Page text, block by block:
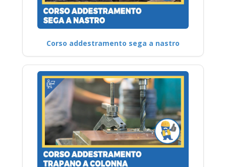
Corso addestramento sega a nastro